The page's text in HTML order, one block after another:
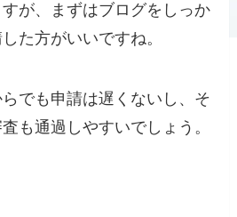
が、まずはブログをしっか
た方がいいですね。
でも申請は遅くないし、そ
も通過しやすいでしょう。